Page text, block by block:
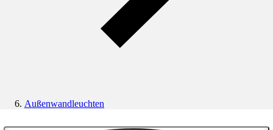
Außenwandleuchten